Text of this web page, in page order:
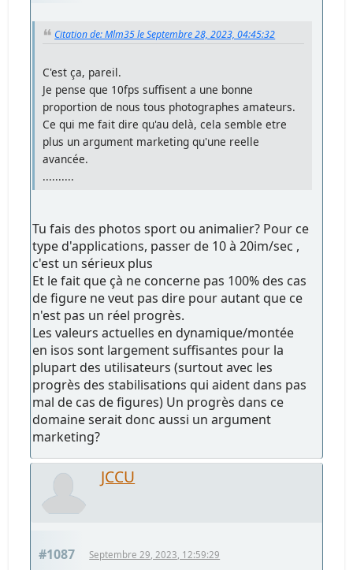
Citation de: Mlm35 le Septembre 28, 2023, 04:45:32
C'est ça, pareil.
Je pense que 10fps suffisent a une bonne
proportion de nous tous photographes amateurs.
Ce qui me fait dire qu'au delà, cela semble etre
plus un argument marketing qu'une reelle
avancée.
..........
Tu fais des photos sport ou animalier? Pour ce
type d'applications, passer de 10 à 20im/sec ,
c'est un sérieux plus
Et le fait que çà ne concerne pas 100% des cas
de figure ne veut pas dire pour autant que ce
n'est pas un réel progrès.
Les valeurs actuelles en dynamique/montée
en isos sont largement suffisantes pour la
plupart des utilisateurs (surtout avec les
progrès des stabilisations qui aident dans pas
mal de cas de figures) Un progrès dans ce
domaine serait donc aussi un argument
marketing?
JCCU
#1087 Septembre 29, 2023, 12:59:29